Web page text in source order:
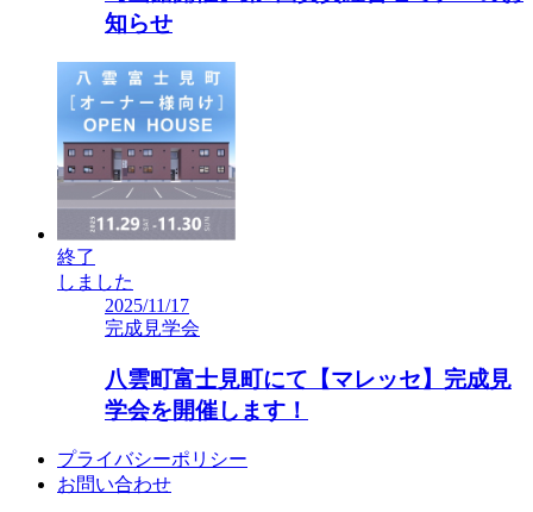
知らせ
終了
しました
2025/11/17
完成見学会
八雲町富士見町にて【マレッセ】完成見
学会を開催します！
プライバシーポリシー
お問い合わせ